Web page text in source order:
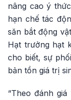
nâng cao ý
hạn chế tác
săn bắt động
Hạt trưởng hạt
cho biết, sự
bản tồn giá trị
“Theo đánh